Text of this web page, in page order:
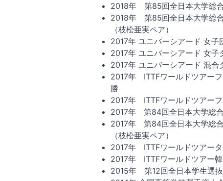
2018年 第85回全日本大学総
2018年 第85回全日本大学総
（枝松亜実ペア）
2017年 ユニバーシアード 女子
2017年 ユニバーシアード 女子
2017年 ユニバーシアード 混合
2017年 ITTFワールドツアー
勝
2017年 ITTFワールドツアー
2017年 第84回全日本大学総
2017年 第84回全日本大学総
（枝松亜実ペア）
2017年 ITTFワールドツアー
2017年 ITTFワールドツアー
2015年 第12回全日本学生選